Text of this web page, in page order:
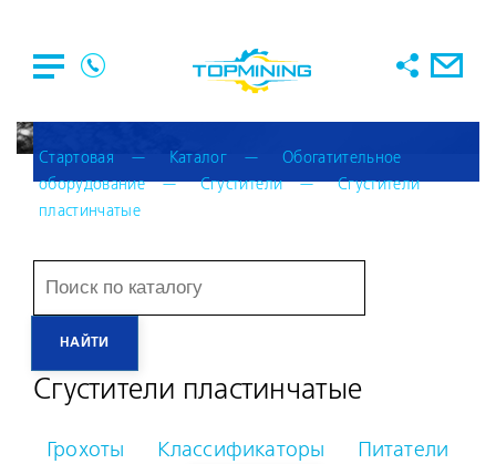
Стартовая Каталог
Обогатительное
оборудование
Сгустители
Сгустители
пластинчатые
Сгустители пластинчатые
Грохоты Классификаторы
Питатели